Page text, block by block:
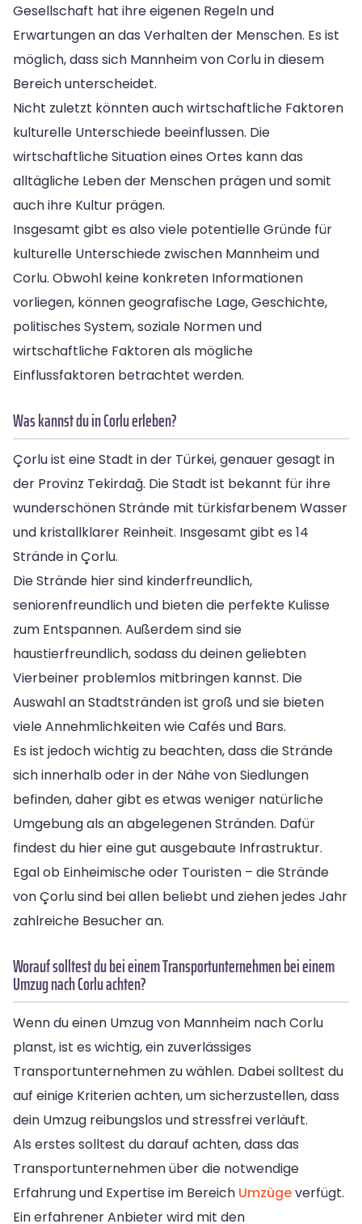
Gesellschaft hat ihre eigenen Regeln und
Erwartungen an das Verhalten der Menschen. Es ist
möglich, dass sich Mannheim von Corlu in diesem
Bereich unterscheidet.
Nicht zuletzt könnten auch wirtschaftliche Faktoren
kulturelle Unterschiede beeinflussen. Die
wirtschaftliche Situation eines Ortes kann das
alltägliche Leben der Menschen prägen und somit
auch ihre Kultur prägen.
Insgesamt gibt es also viele potentielle Gründe für
kulturelle Unterschiede zwischen Mannheim und
Corlu. Obwohl keine konkreten Informationen
vorliegen, können geografische Lage, Geschichte,
politisches System, soziale Normen und
wirtschaftliche Faktoren als mögliche
Einflussfaktoren betrachtet werden.
Was kannst du in Corlu erleben?
Çorlu ist eine Stadt in der Türkei, genauer gesagt in
der Provinz Tekirdağ. Die Stadt ist bekannt für ihre
wunderschönen Strände mit türkisfarbenem Wasser
und kristallklarer Reinheit. Insgesamt gibt es 14
Strände in Çorlu.
Die Strände hier sind kinderfreundlich,
seniorenfreundlich und bieten die perfekte Kulisse
zum Entspannen. Außerdem sind sie
haustierfreundlich, sodass du deinen geliebten
Vierbeiner problemlos mitbringen kannst. Die
Auswahl an Stadtstränden ist groß und sie bieten
viele Annehmlichkeiten wie Cafés und Bars.
Es ist jedoch wichtig zu beachten, dass die Strände
sich innerhalb oder in der Nähe von Siedlungen
befinden, daher gibt es etwas weniger natürliche
Umgebung als an abgelegenen Stränden. Dafür
findest du hier eine gut ausgebaute Infrastruktur.
Egal ob Einheimische oder Touristen – die Strände
von Çorlu sind bei allen beliebt und ziehen jedes Jahr
zahlreiche Besucher an.
Worauf solltest du bei einem Transportunternehmen bei einem
Umzug nach Corlu achten?
Wenn du einen Umzug von Mannheim nach Corlu
planst, ist es wichtig, ein zuverlässiges
Transportunternehmen zu wählen. Dabei solltest du
auf einige Kriterien achten, um sicherzustellen, dass
dein Umzug reibungslos und stressfrei verläuft.
Als erstes solltest du darauf achten, dass das
Transportunternehmen über die notwendige
Erfahrung und Expertise im Bereich Umzügeverfügt.
Ein erfahrener Anbieter wird mit den